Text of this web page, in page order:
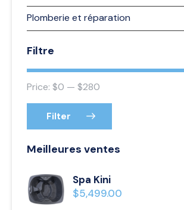
Plomberie et réparation
Filtre
Filter
Price: $0 — $280
Meilleures ventes
Spa Kini
$5,499.00